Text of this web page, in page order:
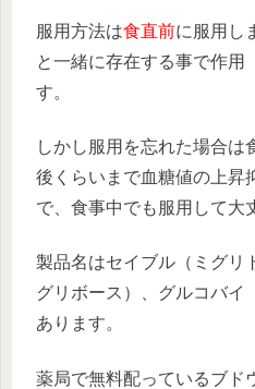
服用方法は食直前に服用し
と一緒に存在する事で作用
す。
しかし服用を忘れた場合は
後くらいまで血糖値の上昇
で、食事中でも服用して大
製品名はセイブル（ミグリ
グリボース）、グルコバイ
あります。
薬局で無料配っているブド